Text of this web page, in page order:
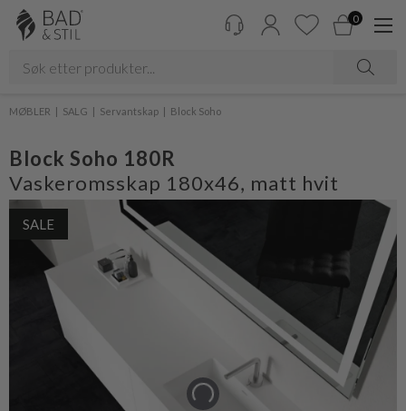
0
MØBLER SALG Servantskap Block Soho
Block Soho 180R
Vaskeromsskap 180x46, matt hvit
SALE